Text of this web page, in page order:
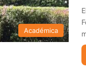
Académica